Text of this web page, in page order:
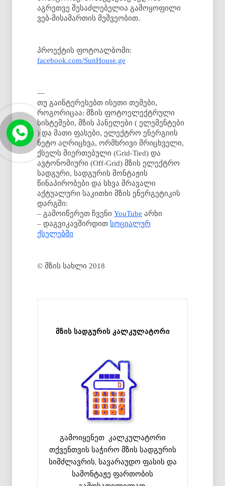
აგრეთვე შესაძლებელია გამოყოფილი
ვებ-მისამართის მეშვეობით.
პროექტის ფოტოალბომი:
facebook.com/SunHouse.ge
—
თუ გაინტერესებთ ისეთი თემები,
როგორიცაა: მზის ფოტოელექტრული
სისტემები, მზის პანელები ( ელემენტები
) და მათი ფასები, ელექტრო ენერგიის
ნეტო აღრიცხვა, ორმხრივი მრიცხველი,
ქსელს მიერთებული (Grid-Tied) და
ავტონომიური (Off-Grid) მზის ელექტრო
სადგური, სადგურის მონტაჟის
წინაპირობები და სხვა მრავალი
აქტუალური საკითხი მზის ენერგეტიკის
დარგში:
– გამოიწერეთ ჩვენი YouTube არხი
– დაგვიკავშირდით სოციალურ
ქსელებში
© მზის სახლი 2018
მზის სადგურის კალკულატორი
გამოიყენეთ კალკულატორი
თქვენთვის საჭირო მზის სადგურის
სიმძლავრის, სავარაუდო ფასის და
სამონტაჟე ფართობის